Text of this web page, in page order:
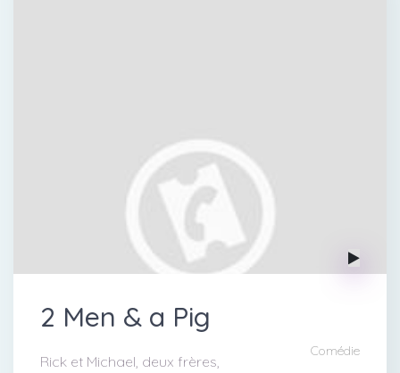
2 Men & a Pig
Comédie
Rick et Michael, deux frères,